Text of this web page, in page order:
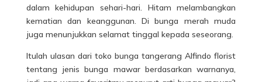
dalam kehidupan sehari-hari. Hitam melambangkan
kematian dan keanggunan. Di bunga merah muda
juga menunjukkan selamat tinggal kepada seseorang.
Itulah ulasan dari toko bunga tangerang Alfindoflorist
tentang jenis bunga mawar berdasarkan warnanya,